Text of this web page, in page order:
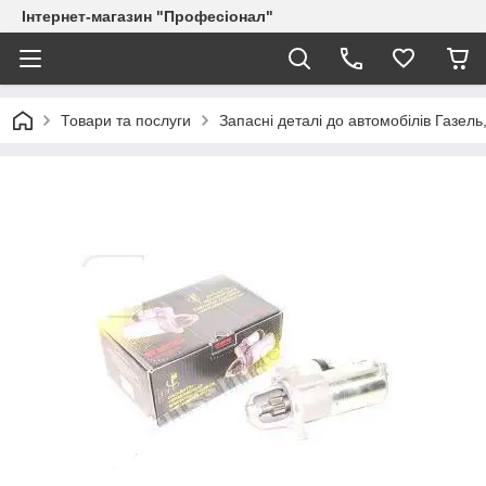
Інтернет-магазин "Професіонал"
Товари та послуги Запасні деталі до автомобілів